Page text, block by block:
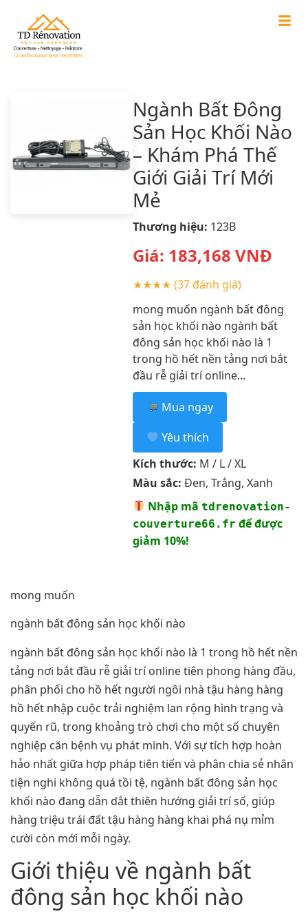
Ngành Bất Đông
Sản Học Khối Nào
– Khám Phá Thế
Giới Giải Trí Mới
Mẻ
Thương hiệu: 123B
Giá: 183,168 VNĐ
★★★★ (37 đánh giá)
mong muốn ngành bất đông
sản học khối nào ngành bất
đông sản học khối nào là 1
trong hồ hết nền tảng nơi bắt
đầu rễ giải trí online...
Mua ngay
Yêu thích
Kích thước: M / L / XL
Màu sắc: Đen, Trắng, Xanh
Nhập mã tdrenovation-
couverture66.fr để được
giảm 10%!
mong muốn
ngành bất đông sản học khối nào
ngành bất đông sản học khối nào là 1 trong hồ hết nền
tảng nơi bắt đầu rễ giải trí online tiên phong hàng đầu,
phân phối cho hồ hết người ngôi nhà tậu hàng hàng
hồ hết nhập cuộc trải nghiệm lan rộng hình trạng và
quyến rũ, trong khoảng trò chơi cho một số chuyên
nghiệp căn bệnh vụ phát minh. Với sự tích hợp hoàn
hảo nhất giữa hợp pháp tiên tiến và phân chia sẻ nhân
tiện nghi không quá tồi tệ, ngành bất đông sản học
khối nào đang dẫn dắt thiên hướng giải trí số, giúp
hàng triệu trái đất tậu hàng hàng khai phá nụ mỉm
cười còn mới mỗi ngày.
Giới thiệu về ngành bất
đông sản học khối nào